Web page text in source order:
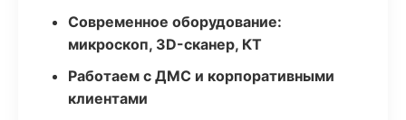
Современное оборудование:
микроскоп, 3D-сканер, КТ
Работаем с ДМС и корпоративными
клиентами